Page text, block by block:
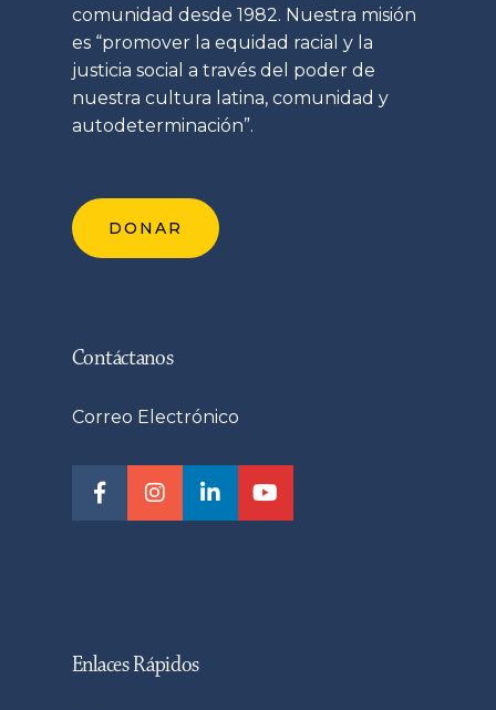
comunidad desde 1982. Nuestra misión
es “promover la equidad racial y la
justicia social a través del poder de
nuestra cultura latina, comunidad y
autodeterminación”.
DONAR
Contáctanos
Correo Electrónico
Enlaces Rápidos